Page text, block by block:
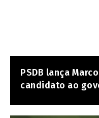
PSDB lança
candidato ao